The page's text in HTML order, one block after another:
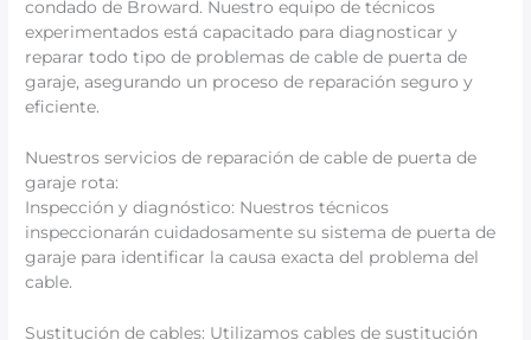
condado de Broward. Nuestro equipo de técnicos
experimentados está capacitado para diagnosticar y
reparar todo tipo de problemas de cable de puerta de
garaje, asegurando un proceso de reparación seguro y
eficiente.
Nuestros servicios de reparación de cable de puerta de
garaje rota:
Inspección y diagnóstico: Nuestros técnicos
inspeccionarán cuidadosamente su sistema de puerta de
garaje para identificar la causa exacta del problema del
cable.
Sustitución de cables: Utilizamos cables de sustitución